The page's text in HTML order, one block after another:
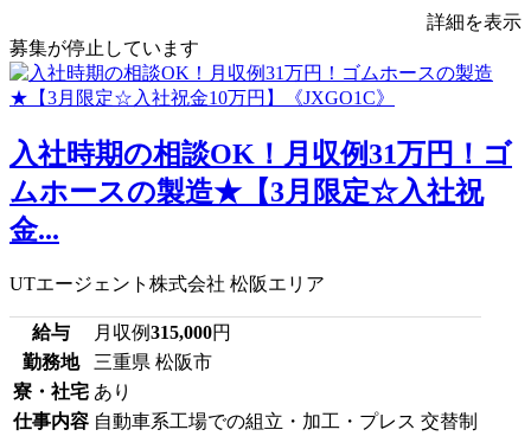
詳細を表示
募集が停止しています
入社時期の相談OK！月収例31万円！ゴ
ムホースの製造★【3月限定☆入社祝
金...
UTエージェント株式会社 松阪エリア
給与 月収例315,000円
勤務地
三重県 松阪市
寮・社宅 あり
仕事内容 自動車系工場での組立・加工・プレス 交替制